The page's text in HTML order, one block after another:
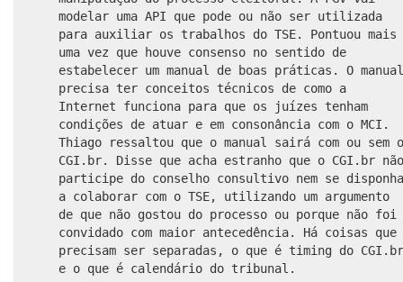
modelar uma API que pode ou não ser utilizada
para auxiliar os trabalhos do TSE. Pontuou mais
uma vez que houve consenso no sentido de
estabelecer um manual de boas práticas. O manual
precisa ter conceitos técnicos de como a
Internet funciona para que os juízes tenham
condições de atuar e em consonância com o MCI.
Thiago ressaltou que o manual sairá com ou sem o
CGI.br. Disse que acha estranho que o CGI.br não
participe do conselho consultivo nem se disponha
a colaborar com o TSE, utilizando um argumento
de que não gostou do processo ou porque não foi
convidado com maior antecedência. Há coisas que
precisam ser separadas, o que é timing do CGI.br
e o que é calendário do tribunal.